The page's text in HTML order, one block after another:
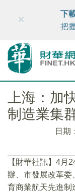
財華智庫網
×
下
把
上海：加
制造業集
日期：
【財華社訊】4月
辦、市發展改革委
育商業航天先進制